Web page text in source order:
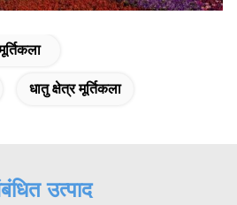
धातु क्षेत्र मूर्तिकला
उत्पाद